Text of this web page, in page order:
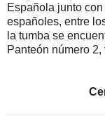
Española junto
españoles, entre
la tumba se
Panteón número